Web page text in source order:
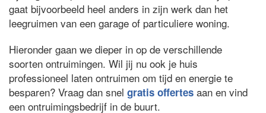
gaat bijvoorbeeld heel anders in zijn werk dan het
leegruimen van een garage of particuliere woning.
Hieronder gaan we dieper in op de verschillende
soorten ontruimingen. Wil jij nu ook je huis
professioneel laten ontruimen om tijd en energie te
besparen? Vraag dan snel gratis offertes aan en vind
een ontruimingsbedrijf in de buurt.